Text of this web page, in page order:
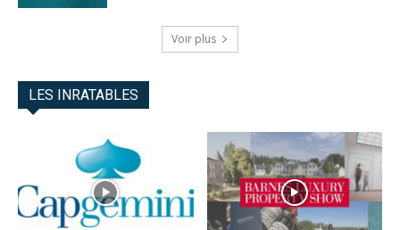
Voir plus
LES INRATABLES